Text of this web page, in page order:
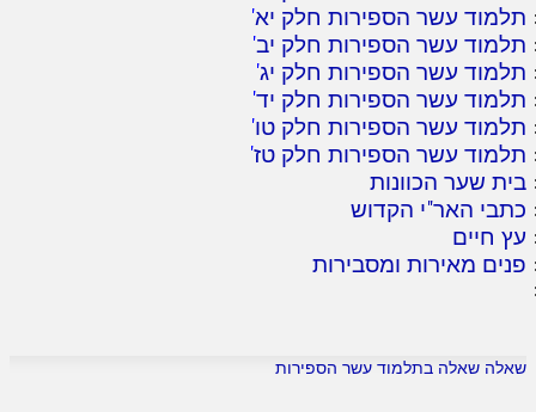
תלמוד עשר הספירות חלק יא'
תלמוד עשר הספירות חלק יב'
תלמוד עשר הספירות חלק יג'
תלמוד עשר הספירות חלק יד'
תלמוד עשר הספירות חלק טו'
תלמוד עשר הספירות חלק טז'
בית שער הכוונות
כתבי האר"י הקדוש
עץ חיים
פנים מאירות ומסבירות
שאלה שאלה בתלמוד עשר הספירות